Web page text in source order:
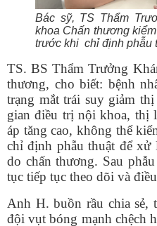
Bác sỹ, TS Thẩm
khoa Chấn thương
trước khi chỉ định phẫu
TS. BS Thẩm Trưởng
thương, cho biết: bệnh
trạng mắt trái suy giảm
gian điều trị nội khoa, thị
áp tăng cao, không thể
chỉ định phẫu thuật để xử
do chấn thương. Sau
tục tiếp tục theo dõi và
Anh H. buồn rầu chia sẻ,
đội vụt bóng mạnh chệch